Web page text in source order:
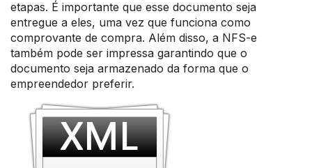
etapas. É importante que esse documento seja
entregue a eles, uma vez que funciona como
comprovante de compra. Além disso, a NFS-e
também pode ser impressa garantindo que o
documento seja armazenado da forma que o
empreendedor preferir.